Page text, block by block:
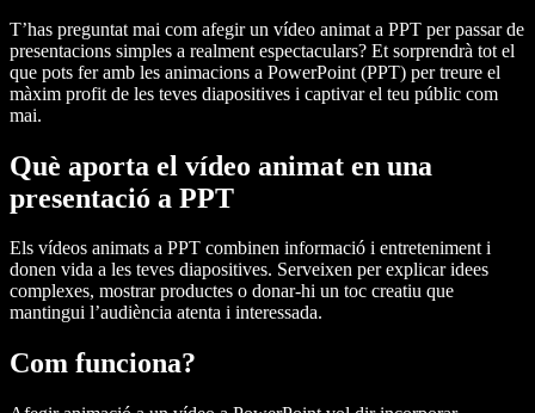
T’has preguntat mai com afegir un vídeo animat a PPT per passar de
presentacions simples a realment espectaculars? Et sorprendrà tot el
que pots fer amb les animacions a PowerPoint (PPT) per treure el
màxim profit de les teves diapositives i captivar el teu públic com
mai.
Què aporta el vídeo animat en una
presentació a PPT
Els vídeos animats a PPT combinen informació i entreteniment i
donen vida a les teves diapositives. Serveixen per explicar idees
complexes, mostrar productes o donar-hi un toc creatiu que
mantingui l’audiència atenta i interessada.
Com funciona?